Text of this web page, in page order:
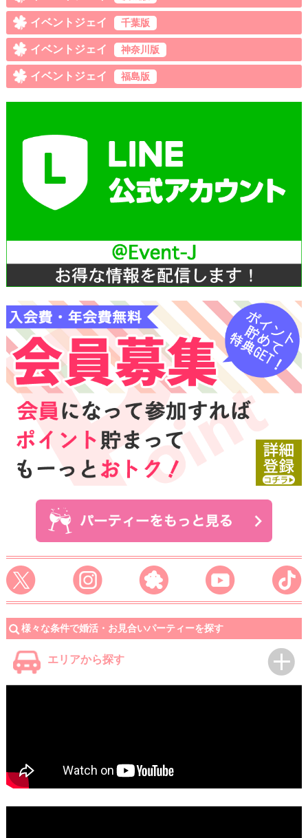
イベントジェイ 千葉版
イベントジェイ 神奈川版
イベントジェイ 福島版
様々な条件で婚活・お見合いパーティーを探す
エリアから探す